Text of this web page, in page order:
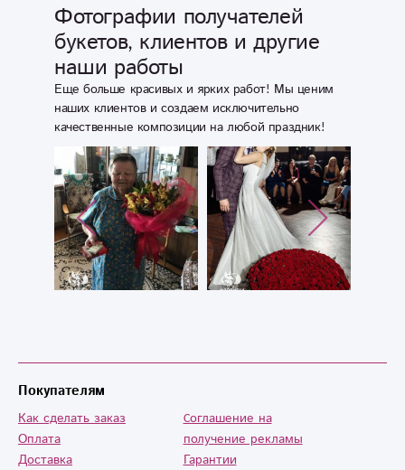
Фотографии получателей
букетов, клиентов и другие
наши работы
Еще больше красивых и ярких работ! Мы ценим
наших клиентов и создаем исключительно
качественные композиции на любой праздник!
Покупателям
Как сделать заказ
Оплата
Доставка
Cоглашение на
получение рекламы
Гарантии